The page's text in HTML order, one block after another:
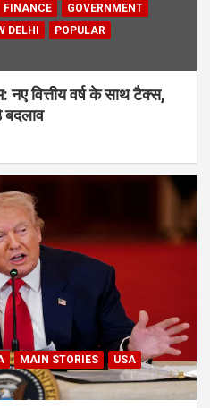
FINANCE
GOVERNMENT
DELHI
POPULAR
वित्तीय वर्ष के साथ टैक्स,
बदलाव
MAIN STORIES
USA